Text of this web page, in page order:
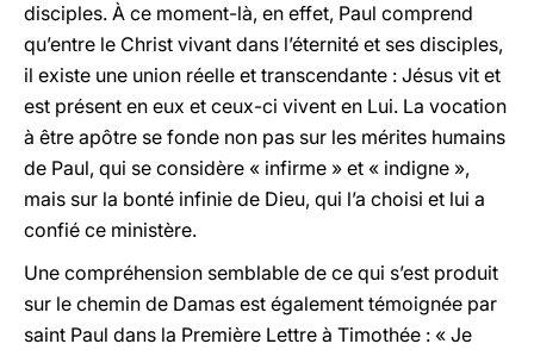
disciples. À ce moment-là, en effet, Paul comprend
qu’entre le Christ vivant dans l’éternité et ses disciples,
il existe une union réelle et transcendante : Jésus vit et
est présent en eux et ceux-ci vivent en Lui. La vocation
à être apôtre se fonde non pas sur les mérites humains
de Paul, qui se considère « infirme » et « indigne »,
mais sur la bonté infinie de Dieu, qui l’a choisi et lui a
confié ce ministère.
Une compréhension semblable de ce qui s’est produit
sur le chemin de Damas est également témoignée par
saint Paul dans la Première Lettre à Timothée : « Je